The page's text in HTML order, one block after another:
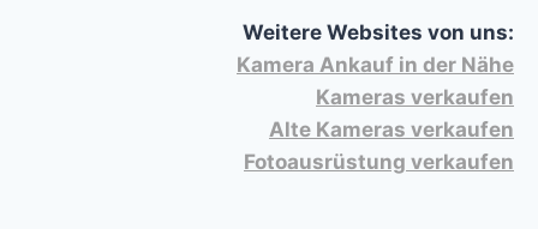
Weitere Websites von uns:
Kamera Ankauf in der Nähe
Kameras verkaufen
Alte Kameras verkaufen
Fotoausrüstung verkaufen